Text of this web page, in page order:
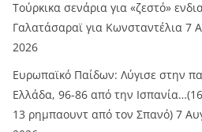
Τούρκικα σενάρια για «ζεστό»
Γαλατάσαραϊ για Κωνσταντέλια 7
2026
Ευρωπαϊκό Παίδων: Λύγισε στην
Ελλάδα, 96-86 από την
13 ρημπαουντ από τον Σπανό) 7